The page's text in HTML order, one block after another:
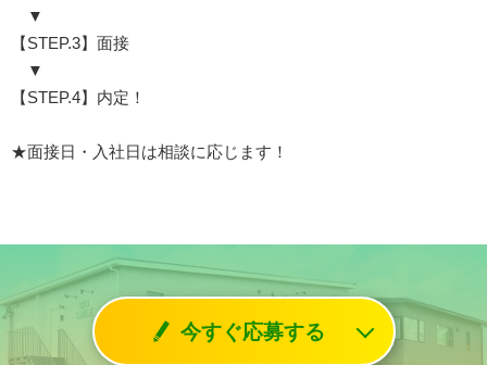
▼
【STEP.3】面接
▼
【STEP.4】内定！
★面接日・入社日は相談に応じます！
今すぐ応募する